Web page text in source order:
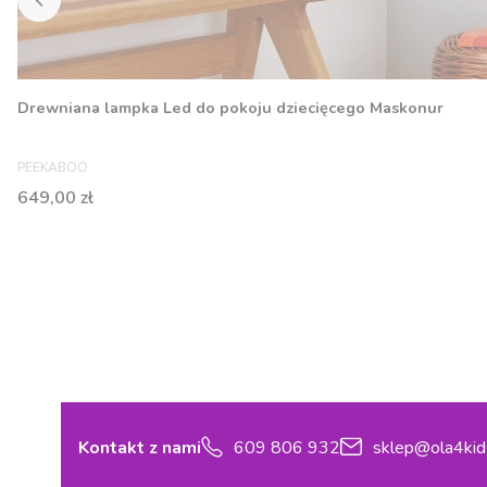
Drewniana lampka Led do pokoju dziecięcego Maskonur
PRODUCENT
PEEKABOO
Cena
649,00 zł
Kontakt z nami 609 806 932